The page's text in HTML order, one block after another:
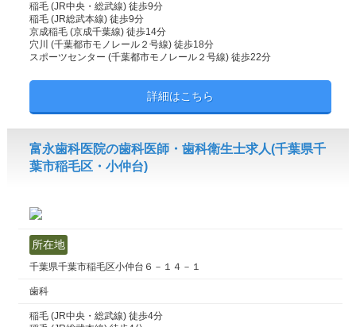
稲毛 (JR中央・総武線) 徒歩9分
稲毛 (JR総武本線) 徒歩9分
京成稲毛 (京成千葉線) 徒歩14分
穴川 (千葉都市モノレール２号線) 徒歩18分
スポーツセンター (千葉都市モノレール２号線) 徒歩22分
詳細はこちら
富永歯科医院の歯科医師・歯科衛生士求人(千葉県千
葉市稲毛区・小仲台)
所在地
千葉県千葉市稲毛区小仲台６－１４－１
歯科
稲毛 (JR中央・総武線) 徒歩4分